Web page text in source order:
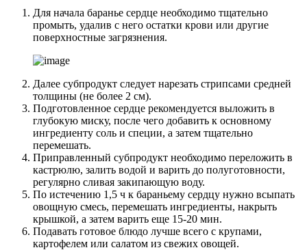
Для начала баранье сердце необходимо тщательно
промыть, удалив с него остатки крови или другие
поверхностные загрязнения.
Далее субпродукт следует нарезать стрипсами средней
толщины (не более 2 см).
Подготовленное сердце рекомендуется выложить в
глубокую миску, после чего добавить к основному
ингредиенту соль и специи, а затем тщательно
перемешать.
Приправленный субпродукт необходимо переложить в
кастрюлю, залить водой и варить до полуготовности,
регулярно сливая закипающую воду.
По истечению 1,5 ч к бараньему сердцу нужно всыпать
овощную смесь, перемешать ингредиенты, накрыть
крышкой, а затем варить еще 15-20 мин.
Подавать готовое блюдо лучше всего с крупами,
картофелем или салатом из свежих овощей.